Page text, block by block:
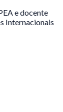
e docente
Internacionais